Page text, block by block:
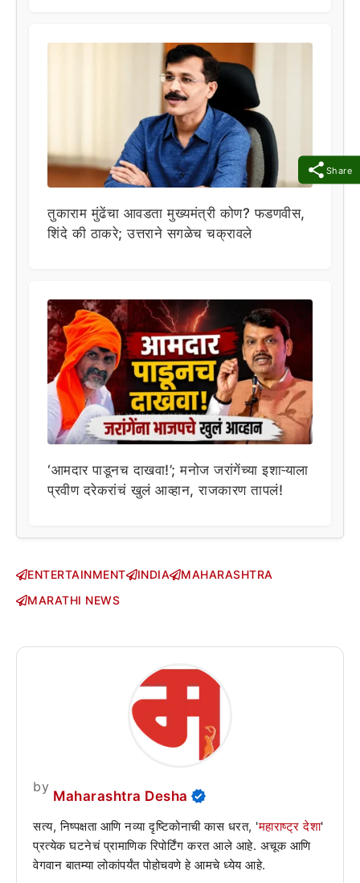
Share
तुकाराम मुंढेंचा आवडता मुख्यमंत्री कोण? फडणवीस,
शिंदे की ठाकरे; उत्तराने सगळेच चक्रावले
‘आमदार पाडूनच दाखवा!’; मनोज जरांगेंच्या इशाऱ्याला
प्रवीण दरेकरांचं खुलं आव्हान, राजकारण तापलं!
ENTERTAINMENT INDIA
MAHARASHTRA
MARATHI NEWS
by
Maharashtra Desha
सत्य, निष्पक्षता आणि नव्या दृष्टिकोनाची कास धरत, 'महाराष्ट्र देशा'
प्रत्येक घटनेचं प्रामाणिक रिपोर्टिंग करत आले आहे. अचूक आणि
वेगवान बातम्या लोकांपर्यंत पोहोचवणे हे आमचे ध्येय आहे.